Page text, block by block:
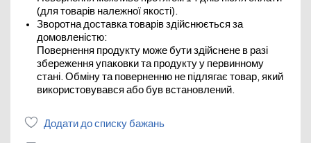
(для товарів належної якості).
Зворотна доставка товарів здійснюється за
домовленістю:
Повернення продукту може бути здійснене в разі
збереження упаковки та продукту у первинному
стані. Обміну та поверненню не підлягає товар, який
використовувався або був встановлений.
Додати до списку бажань